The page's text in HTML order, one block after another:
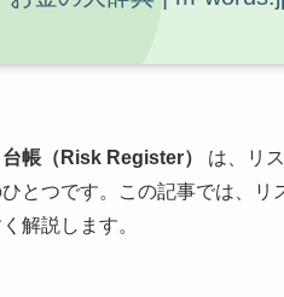
台帳（Risk Register）
は、リ
とつです。この記事では、
解説します。